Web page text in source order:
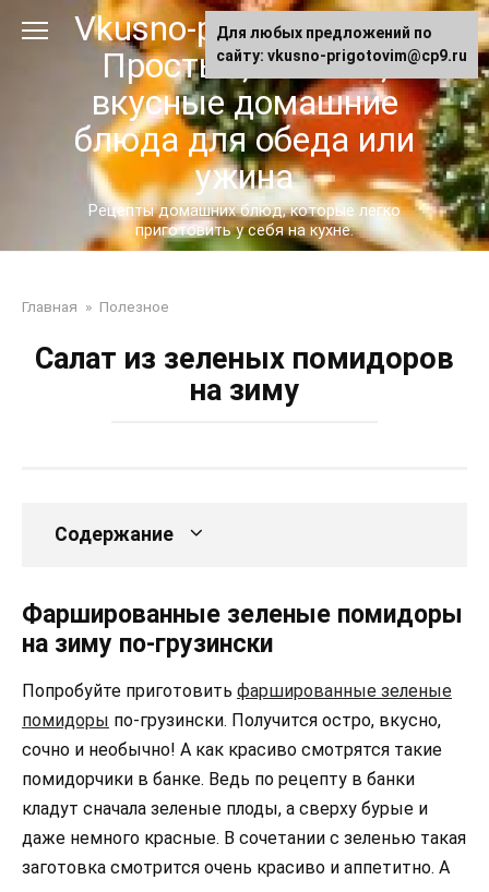
Vkusno-prigotovim.ru -
Простые, сытные,
вкусные домашние
блюда для обеда или
ужина
Рецепты домашних блюд, которые легко
приготовить у себя на кухне.
Главная » Полезное
Салат из зеленых помидоров
на зиму
Содержание
Фаршированные зеленые помидоры
на зиму по-грузински
Попробуйте приготовить фаршированные зеленые
помидоры по-грузински. Получится остро, вкусно,
сочно и необычно! А как красиво смотрятся такие
помидорчики в банке. Ведь по рецепту в банки
кладут сначала зеленые плоды, а сверху бурые и
даже немного красные. В сочетании с зеленью такая
заготовка смотрится очень красиво и аппетитно. А
Для любых предложений по
сайту: vkusno-prigotovim@cp9.ru